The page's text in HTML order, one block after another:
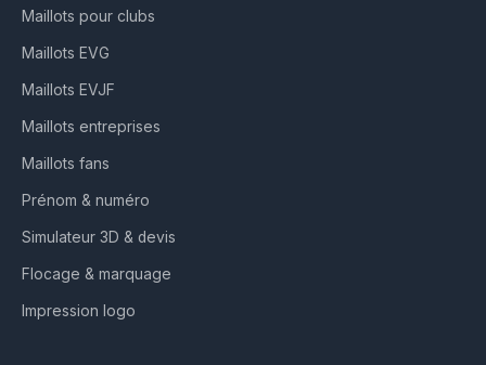
Maillots pour clubs
Maillots EVG
Maillots EVJF
Maillots entreprises
Maillots fans
Prénom & numéro
Simulateur 3D & devis
Flocage & marquage
Impression logo